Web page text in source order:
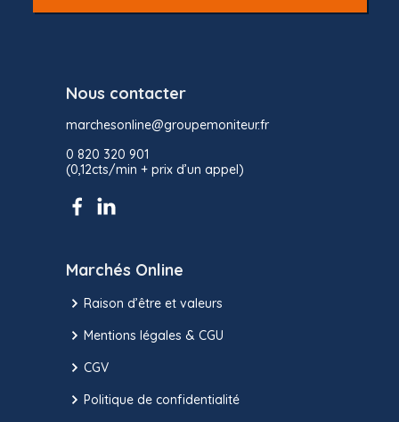
Nous contacter
marchesonline@groupemoniteur.fr
0 820 320 901
(0,12cts/min + prix d’un appel)
Marchés Online
Raison d’être et valeurs
Mentions légales & CGU
CGV
Politique de confidentialité